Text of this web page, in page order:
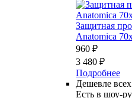
Защитная
Anatomica
960 ₽
3 480 ₽
Подробнее
Дешевле
Есть в шоу-